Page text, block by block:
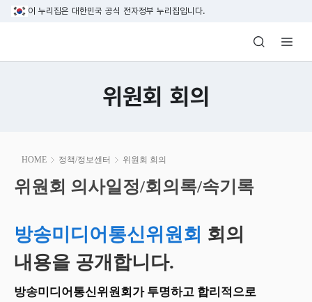
본문 바로가기
이 누리집은 대한민국 공식 전자정부 누리집입니다.
방송미디어통신위원회 Korea Media
위원회 회의
HOME 정책/정보센터 위원회 회의
위원회 의사일정/회의록/속기록
시
작
위원회 의사일정/회의록/속기록
방송미디어통신위원회 회의
내용을 공개합니다.
방송미디어통신위원회가 투명하고 합리적으로